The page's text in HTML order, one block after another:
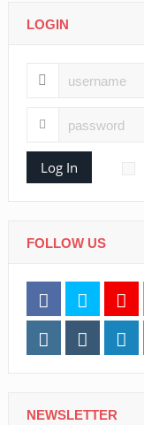
LOGIN
Log In
FOLLOW US
NEWSLETTER